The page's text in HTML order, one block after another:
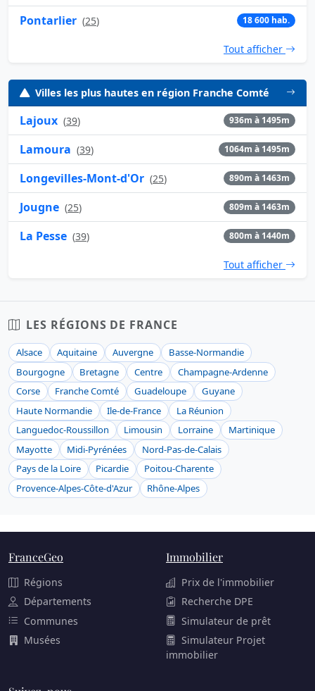
Pontarlier (25) 18 600 hab.
Tout afficher
Villes les plus hautes en région Franche Comté
Lajoux (39) 936m à 1495m
Lamoura (39) 1064m à 1495m
Longevilles-Mont-d'Or (25) 890m à 1463m
Jougne (25) 809m à 1463m
La Pesse (39) 800m à 1440m
Tout afficher
LES RÉGIONS DE FRANCE
Alsace Aquitaine Auvergne
Basse-Normandie
Bourgogne
Bretagne Centre
Champagne-Ardenne
Corse
Franche Comté Guadeloupe
Guyane
Haute Normandie
Ile-de-France
La Réunion
Languedoc-Roussillon
Limousin Lorraine
Martinique
Mayotte
Midi-Pyrénées
Nord-Pas-de-Calais
Pays de la Loire
Picardie
Poitou-Charente
Provence-Alpes-Côte-d'Azur
Rhône-Alpes
FranceGeo
Régions
Départements
Communes
Musées
Immobilier
Prix de l'immobilier
Recherche DPE
Simulateur de prêt
Simulateur Projet
immobilier